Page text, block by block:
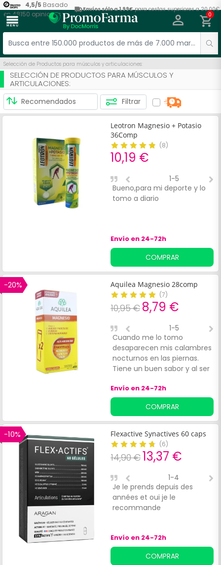
4,5/5 Basado
en48150 opiniones
Envíos sólo a 1,99€para cestas superiores a 20,00€
menu 0
Selección de Productos para músculos y articulaciones:
SELECCIÓN DE PRODUCTOS PARA MÚSCULOS Y
ARTICULACIONES:
Filtrar
Leotron Magnesio + Potasio
36Comp
(8)
10,19 €
Bueno,para mi deporte y lo
tomo a diario
1-5
Envío en 24-72h
COMPRAR
-20% Aquilea Magnesio 28comp
(7)
10,95 € 8,79 €
Cuando me lo tomo
desaparecen mis calambres
nocturnos en las piernas.
Tiene un buen sabor y al ser
rápidamente.
1-5
Envío en 24-72h
COMPRAR
-10% Flexactive Synactives 60 caps
(6)
14,90 €13,37 €
Je le prends depuis des
années et oui je le
recommande
1-4
Envío en 24-72h
COMPRAR